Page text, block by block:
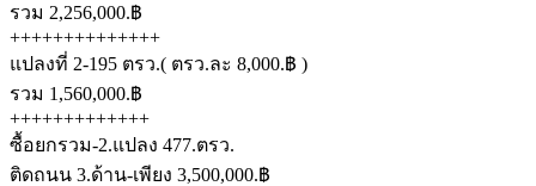
รวม 2,256,000.฿
++++++++++++++
แปลงที่ 2-195 ตรว.( ตรว.ละ 8,000.฿ )
รวม 1,560,000.฿
+++++++++++++
ซื้อยกรวม-2.แปลง 477.ตรว.
ติดถนน 3.ด้าน-เพียง 3,500,000.฿